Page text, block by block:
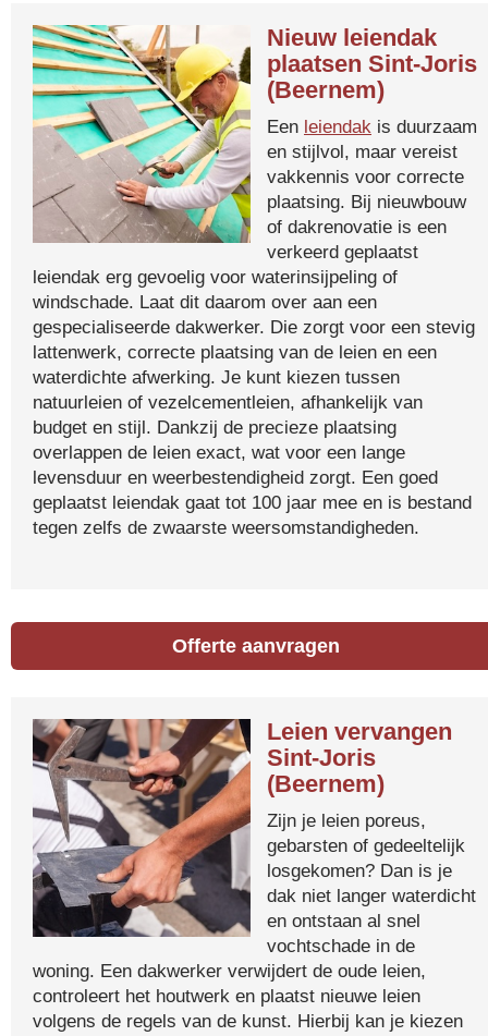
Nieuw leiendak
plaatsen Sint-Joris
(Beernem)
Een leiendak is duurzaam
en stijlvol, maar vereist
vakkennis voor correcte
plaatsing. Bij nieuwbouw
of dakrenovatie is een
verkeerd geplaatst
leiendak erg gevoelig voor waterinsijpeling of
windschade. Laat dit daarom over aan een
gespecialiseerde dakwerker. Die zorgt voor een stevig
lattenwerk, correcte plaatsing van de leien en een
waterdichte afwerking. Je kunt kiezen tussen
natuurleien of vezelcementleien, afhankelijk van
budget en stijl. Dankzij de precieze plaatsing
overlappen de leien exact, wat voor een lange
levensduur en weerbestendigheid zorgt. Een goed
geplaatst leiendak gaat tot 100 jaar mee en is bestand
tegen zelfs de zwaarste weersomstandigheden.
Offerte aanvragen
Leien vervangen
Sint-Joris
(Beernem)
Zijn je leien poreus,
gebarsten of gedeeltelijk
losgekomen? Dan is je
dak niet langer waterdicht
en ontstaan al snel
vochtschade in de
woning. Een dakwerker verwijdert de oude leien,
controleert het houtwerk en plaatst nieuwe leien
volgens de regels van de kunst. Hierbij kan je kiezen